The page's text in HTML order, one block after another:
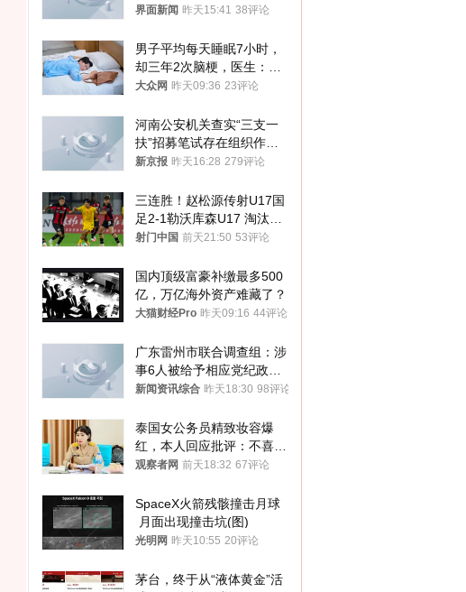
不够准确，待修改后印发
界面新闻 昨天15:41 38评论
男子平均每天睡眠7小时，
却三年2次脑梗，医生：这
样睡觉更伤身
大众网 昨天09:36 23评论
河南公安机关查实“三支一
扶”招募笔试存在组织作弊
犯罪行为
新京报 昨天16:28 279评论
三连胜！赵松源传射U17国
足2-1勒沃库森U17 淘汰赛
将战河床
射门中国 前天21:50 53评论
国内顶级富豪补缴最多500
亿，万亿海外资产难藏了？
大猫财经Pro 昨天09:16 44评论
广东雷州市联合调查组：涉
事6人被给予相应党纪政务
处分和组织处理
新闻资讯综合 昨天18:30 98评论
泰国女公务员精致妆容爆
红，本人回应批评：不喜欢
就别看
观察者网 前天18:32 67评论
SpaceX火箭残骸撞击月球
月面出现撞击坑(图)
光明网 昨天10:55 20评论
茅台，终于从“液体黄金”活